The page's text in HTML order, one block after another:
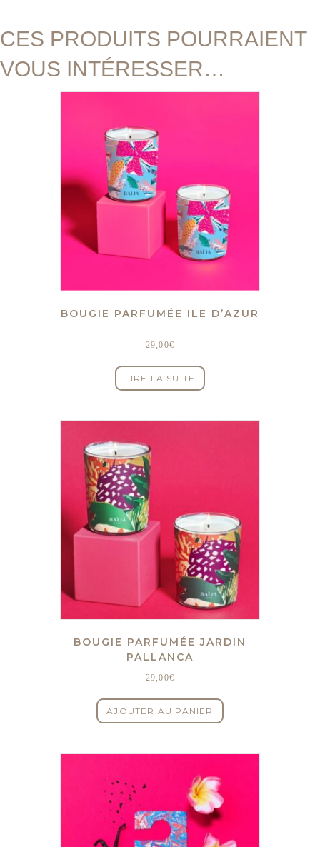
CES PRODUITS POURRAIENT
VOUS INTÉRESSER…
BOUGIE PARFUMÉE ILE D’AZUR
29,00€
LIRE LA SUITE
BOUGIE PARFUMÉE JARDIN
PALLANCA
29,00€
AJOUTER AU PANIER